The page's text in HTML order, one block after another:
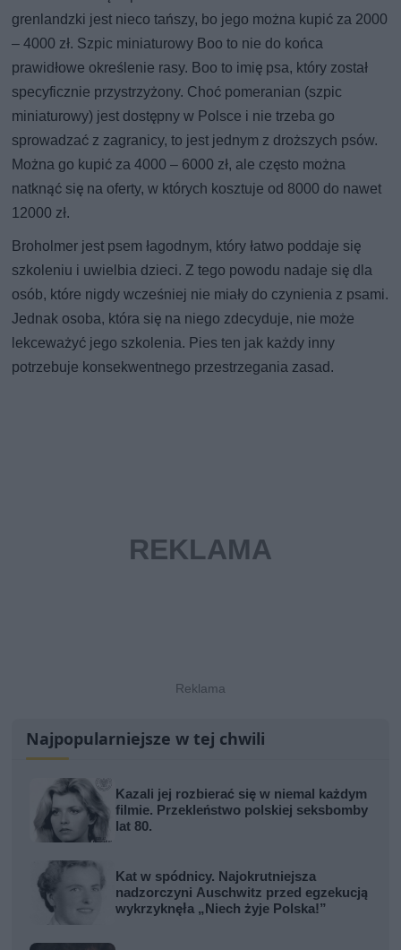
grenlandzki jest nieco tańszy, bo jego można kupić za 2000
– 4000 zł. Szpic miniaturowy Boo to nie do końca
prawidłowe określenie rasy. Boo to imię psa, który został
specyficznie przystrzyżony. Choć pomeranian (szpic
miniaturowy) jest dostępny w Polsce i nie trzeba go
sprowadzać z zagranicy, to jest jednym z droższych psów.
Można go kupić za 4000 – 6000 zł, ale często można
natknąć się na oferty, w których kosztuje od 8000 do nawet
12000 zł.
Broholmer jest psem łagodnym, który łatwo poddaje się
szkoleniu i uwielbia dzieci. Z tego powodu nadaje się dla
osób, które nigdy wcześniej nie miały do czynienia z psami.
Jednak osoba, która się na niego zdecyduje, nie może
lekceważyć jego szkolenia. Pies ten jak każdy inny
potrzebuje konsekwentnego przestrzegania zasad.
Najpopularniejsze w tej chwili
Kazali jej rozbierać się w niemal każdym
filmie. Przekleństwo polskiej seksbomby
lat 80.
Kat w spódnicy. Najokrutniejsza
nadzorczyni Auschwitz przed egzekucją
wykrzyknęła „Niech żyje Polska!”